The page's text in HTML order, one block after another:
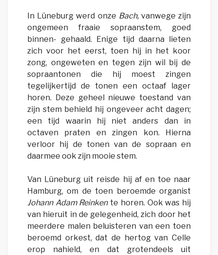
In Lüneburg werd onze Bach,vanwege zijn
ongemeen fraaie sopraanstem, goed
binnen- gehaald. Enige tijd daarna lieten
zich voor het eerst, toen hij in het koor
zong, ongeweten en tegen zijn wil bij de
sopraantonen die hij moest zingen
tegelijkertijd de tonen een octaaf lager
horen. Deze geheel nieuwe toestand van
zijn stem behield hij ongeveer acht dagen;
een tijd waarin hij niet anders dan in
octaven praten en zingen kon. Hierna
verloor hij de tonen van de sopraan en
daarmee ook zijn mooie stem.
Van Lüneburg uit reisde hij af en toe naar
Hamburg, om de toen beroemde organist
Johann Adam Reinkente horen. Ook was hij
van hieruit in de gelegenheid, zich door het
meerdere malen beluisteren van een toen
beroemd orkest, dat de hertog van Celle
erop nahield, en dat grotendeels uit